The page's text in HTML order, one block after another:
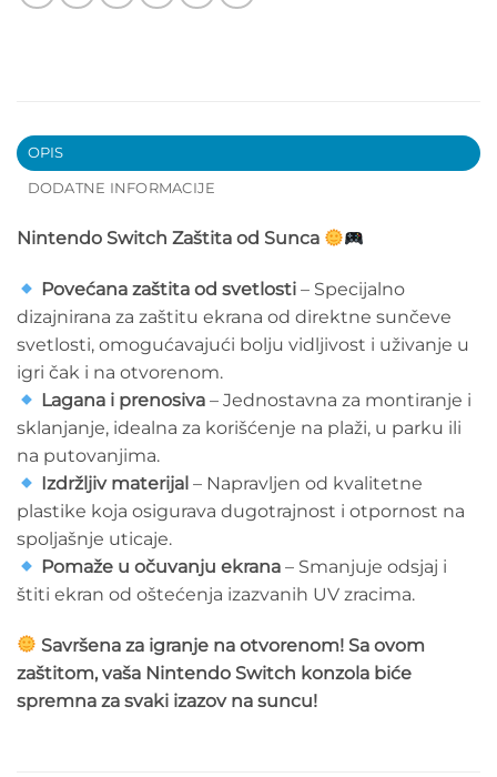
OPIS
DODATNE INFORMACIJE
Nintendo Switch Zaštita od Sunca
Povećana zaštita od svetlosti – Specijalno
dizajnirana za zaštitu ekrana od direktne sunčeve
svetlosti, omogućavajući bolju vidljivost i uživanje u
igri čak i na otvorenom.
Lagana i prenosiva – Jednostavna za montiranje i
sklanjanje, idealna za korišćenje na plaži, u parku ili
na putovanjima.
Izdržljiv materijal – Napravljen od kvalitetne
plastike koja osigurava dugotrajnost i otpornost na
spoljašnje uticaje.
Pomaže u očuvanju ekrana – Smanjuje odsjaj i
štiti ekran od oštećenja izazvanih UV zracima.
Savršena za igranje na otvorenom! Sa ovom
zaštitom, vaša Nintendo Switch konzola biće
spremna za svaki izazov na suncu!